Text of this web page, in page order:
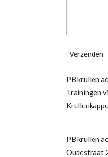
Verzenden
PB krullen
Trainingen
PB krullen
Oudestraat